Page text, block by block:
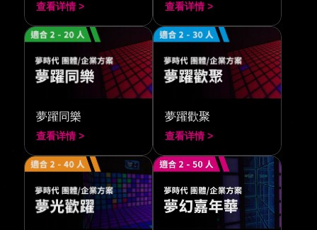
查看详情 > 查看详情 >
夢躍同樂
查看详情 >
夢躍歡聚
查看详情 >